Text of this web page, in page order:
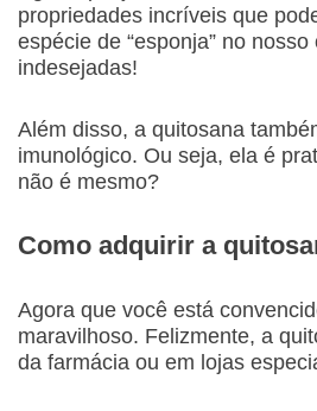
propriedades incríveis que
espécie de “esponja” no
indesejadas!
Além disso, a quitosana
imunológico. Ou seja, ela é
não é mesmo?
Como adquirir a
Agora que você está
maravilhoso. Felizmente, a
da farmácia ou em lojas